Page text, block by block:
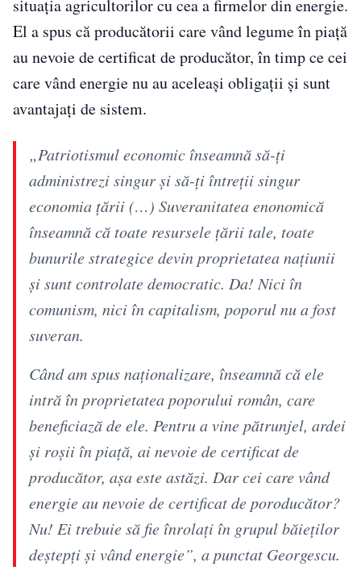
situația agricultorilor cu cea a firmelor din energie.
El a spus că producătorii care vând legume în piață
au nevoie de certificat de producător, în timp ce cei
care vând energie nu au aceleași obligații și sunt
avantajați de sistem.
„Patriotismul economic înseamnă să-ți
administrezi singur și să-ți întreții singur
economia țării (…) Suveranitatea enonomică
înseamnă că toate resursele țării tale, toate
bunurile strategice devin proprietatea națiunii
și sunt controlate democratic. Da! Nici în
comunism, nici în capitalism, poporul nu a fost
suveran.
Când am spus naționalizare, înseamnă că ele
intră în proprietatea poporului român, care
beneficiază de ele. Pentru a vine pătrunjel, ardei
și roșii în piață, ai nevoie de certificat de
producător, așa este astăzi. Dar cei care vând
energie au nevoie de certificat de poroducător?
Nu! Ei trebuie să fie înrolați în grupul băieților
deștepți și vând energie”, a punctat Georgescu.